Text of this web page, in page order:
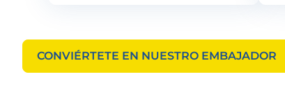
CONVIÉRTETE EN NUESTRO EMBAJADOR